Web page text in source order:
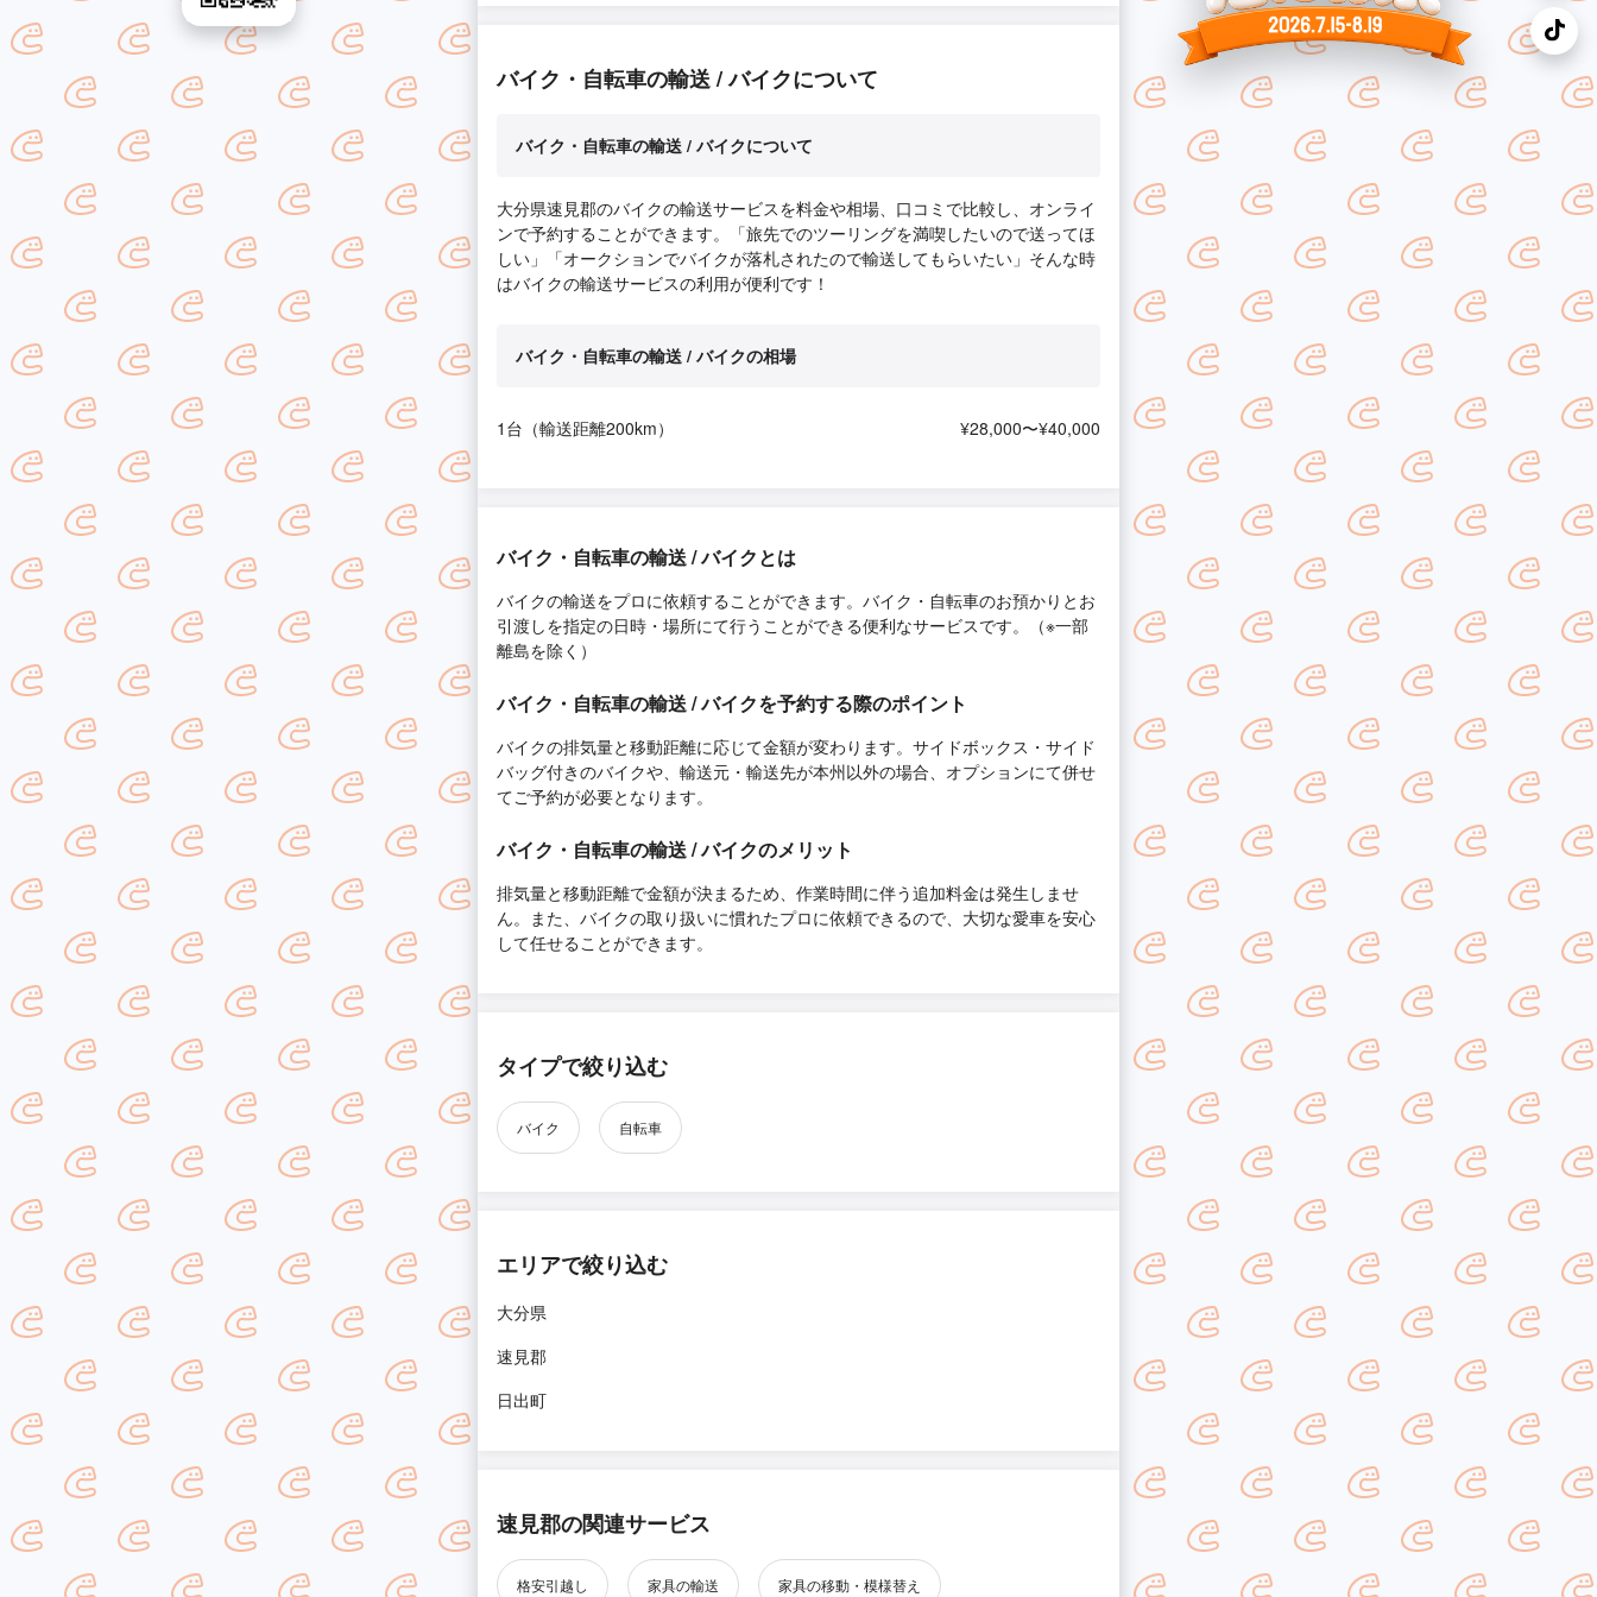
バイク・自転車の輸送 / バイクについて
バイク・自転車の輸送 / バイクについて
大分県速見郡のバイクの輸送サービスを料金や相場、口コミで比較し、オンライ
ンで予約することができます。「旅先でのツーリングを満喫したいので送ってほ
しい」「オークションでバイクが落札されたので輸送してもらいたい」そんな時
はバイクの輸送サービスの利用が便利です！
バイク・自転車の輸送 / バイクの相場
1台（輸送距離200km） ¥28,000〜¥40,000
バイク・自転車の輸送 / バイクとは
バイクの輸送をプロに依頼することができます。バイク・自転車のお預かりとお
引渡しを指定の日時・場所にて行うことができる便利なサービスです。（※一部
離島を除く）
バイク・自転車の輸送 / バイクを予約する際のポイント
バイクの排気量と移動距離に応じて金額が変わります。サイドボックス・サイド
バッグ付きのバイクや、輸送元・輸送先が本州以外の場合、オプションにて併せ
てご予約が必要となります。
バイク・自転車の輸送 / バイクのメリット
排気量と移動距離で金額が決まるため、作業時間に伴う追加料金は発生しませ
ん。また、バイクの取り扱いに慣れたプロに依頼できるので、大切な愛車を安心
して任せることができます。
タイプで絞り込む
バイク 自転車
エリアで絞り込む
大分県
速見郡
日出町
速見郡の関連サービス
格安引越し 家具の輸送 家具の移動・模様替え